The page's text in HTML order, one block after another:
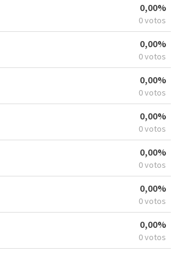
0,00%
0 votos
0,00%
0 votos
0,00%
0 votos
0,00%
0 votos
0,00%
0 votos
0,00%
0 votos
0,00%
0 votos